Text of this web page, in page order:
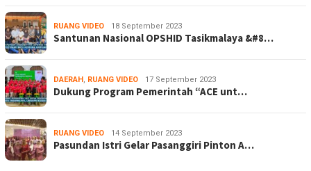
RUANG VIDEO 18 September 2023
Santunan Nasional OPSHID Tasikmalaya &#8…
DAERAH, RUANG VIDEO 17 September 2023
Dukung Program Pemerintah “ACE unt…
RUANG VIDEO 14 September 2023
Pasundan Istri Gelar Pasanggiri Pinton A…